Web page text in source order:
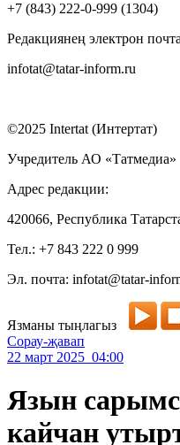
+7 (843) 222-0-999 (1304)
Редакциянең электрон
infotat@tatar-inform.ru
©2025 Intertat (Интертат)
Учредитель АО «Татмедиа»
Адрес редакции:
420066, Республика
Тел.: +7 843 222 0 999
Эл. почта: infotat@tatar-
Язманы тыңлагыз
Сорау-җавап
22 март 2025 04:00
Язын
кайчан